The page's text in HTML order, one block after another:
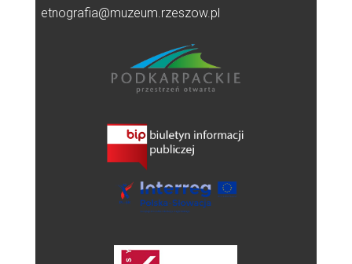
etnografia@muzeum.rzeszow.pl